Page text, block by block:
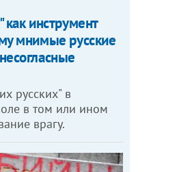
инструмент
мнимые русские
русских" в
в том или ином
врагу.